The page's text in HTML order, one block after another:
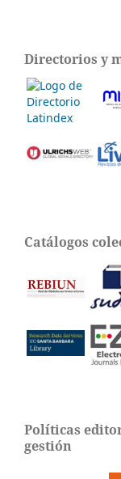
Directorios y
Catálogos
Políticas
gestión